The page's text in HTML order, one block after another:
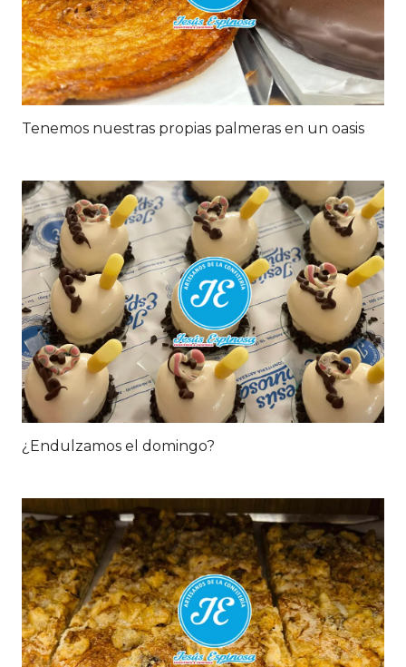
Tenemos nuestras propias palmeras en un oasis
¿Endulzamos el domingo?